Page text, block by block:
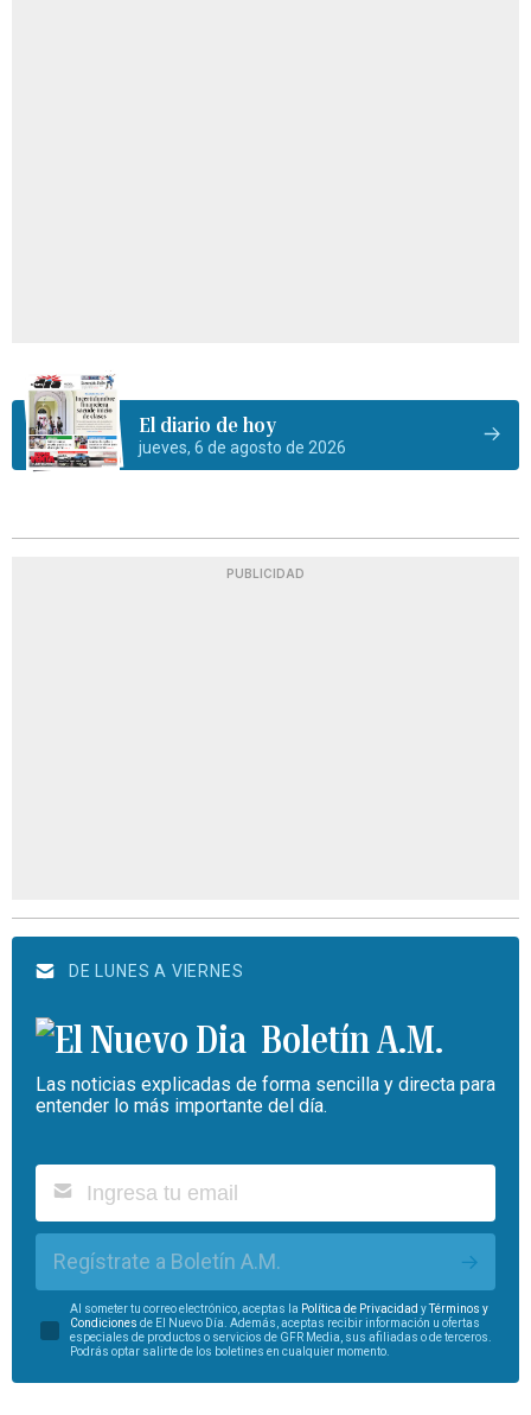
El diario de hoy
jueves, 6 de agosto de 2026
PUBLICIDAD
DE LUNES A VIERNES
Boletín A.M.
Las noticias explicadas de forma sencilla y directa para
entender lo más importante del día.
Regístrate a Boletín A.M.
Al someter tu correo electrónico, aceptas la Política de Privacidad yTérminos y
Condiciones de El Nuevo Día. Además, aceptas recibir información u ofertas
especiales de productos o servicios de GFR Media, sus afiliadas o de terceros.
Podrás optar salirte de los boletines en cualquier momento.